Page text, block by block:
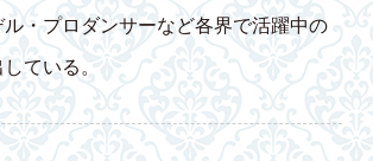
・プロダンサーなど各界で活躍中の
ている。